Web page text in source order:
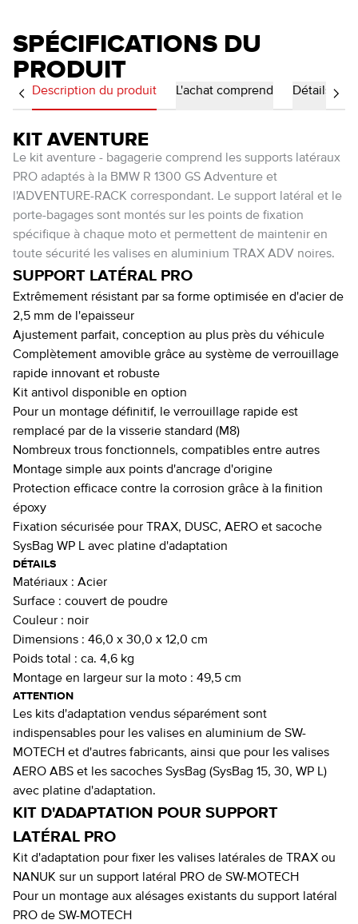
SPÉCIFICATIONS DU
PRODUIT
Description du produit L'achat comprend Détails
KIT AVENTURE
Le kit aventure - bagagerie comprend les supports latéraux
PRO adaptés à la BMW R 1300 GS Adventure et
l'ADVENTURE-RACK correspondant. Le support latéral et le
porte-bagages sont montés sur les points de fixation
spécifique à chaque moto et permettent de maintenir en
toute sécurité les valises en aluminium TRAX ADV noires.
SUPPORT LATÉRAL PRO
Extrêmement résistant par sa forme optimisée en d'acier de
2,5 mm de l'epaisseur
Ajustement parfait, conception au plus près du véhicule
Complètement amovible grâce au système de verrouillage
rapide innovant et robuste
Kit antivol disponible en option
Pour un montage définitif, le verrouillage rapide est
remplacé par de la visserie standard (M8)
Nombreux trous fonctionnels, compatibles entre autres
Montage simple aux points d'ancrage d'origine
Protection efficace contre la corrosion grâce à la finition
époxy
Fixation sécurisée pour TRAX, DUSC, AERO et sacoche
SysBag WP L avec platine d'adaptation
DÉTAILS
Matériaux : Acier
Surface : couvert de poudre
Couleur : noir
Dimensions : 46,0 x 30,0 x 12,0 cm
Poids total : ca. 4,6 kg
Montage en largeur sur la moto : 49,5 cm
ATTENTION
Les kits d'adaptation vendus séparément sont
indispensables pour les valises en aluminium de SW-
MOTECH et d'autres fabricants, ainsi que pour les valises
AERO ABS et les sacoches SysBag (SysBag 15, 30, WP L)
avec platine d'adaptation.
KIT D'ADAPTATION POUR SUPPORT
LATÉRAL PRO
Kit d'adaptation pour fixer les valises latérales de TRAX ou
NANUK sur un support latéral PRO de SW-MOTECH
Pour un montage aux alésages existants du support latéral
PRO de SW-MOTECH